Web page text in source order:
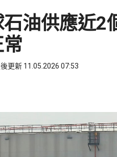
油供應近2
更新 11.05.2026 07:53